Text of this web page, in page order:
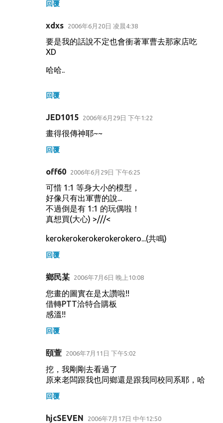
回覆
xdxs 2006年6月20日 凌晨4:38
要是我的話說不定也會衝著軍曹去那家店吃
XD
哈哈..
回覆
JED1015 2006年6月29日 下午1:22
畫得很傳神耶~~
回覆
off60 2006年6月29日 下午6:25
可惜 1:1 等身大小的模型，
好像只有出軍曹的說...
不過倒是有 1:1 的玩偶啦！
真想買(大心) >///<
kerokerokerokerokerokero...(共鳴)
回覆
鄉民某 2006年7月6日 晚上10:08
您畫的圖實在是太讚啦!!
借轉PTT洽特合購板
感溫!!
回覆
頤萱 2006年7月11日 下午5:02
挖，我剛剛去看過了
原來老闆跟我也同鄉還是跟我同校同系耶，哈
回覆
hjcSEVEN 2006年7月17日 中午12:50